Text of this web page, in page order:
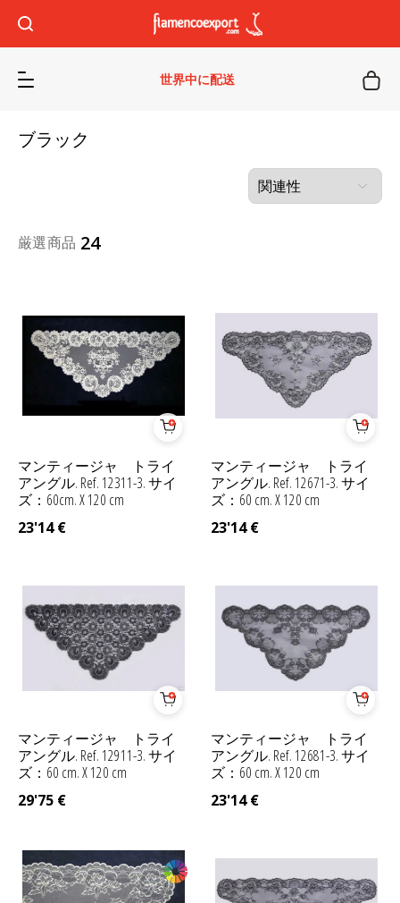
世界中に配送
ブラック
厳選商品 24
マンティージャ トライ
アングル. Ref. 12311-3. サイ
ズ：60cm. X 120 cm
23'14€
マンティージャ トライ
アングル. Ref. 12671-3. サイ
ズ：60 cm. X 120 cm
23'14€
マンティージャ トライ
アングル. Ref. 12911-3. サイ
ズ：60 cm. X 120 cm
29'75 €
マンティージャ トライ
アングル. Ref. 12681-3. サイ
ズ：60 cm. X 120 cm
23'14€